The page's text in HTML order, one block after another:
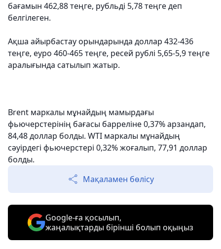
бағамын 462,88 теңге, рубльді 5,78 теңге деп
белгілеген.
Ақша айырбастау орындарында доллар 432-436
теңге, еуро 460-465 теңге, ресей рублі 5,65-5,9 теңге
аралығында сатылып жатыр.
Brent маркалы мұнайдың мамырдағы
фьючерстерінің бағасы барреліне 0,37% арзандап,
84,48 доллар болды. WTI маркалы мұнайдың
сәуірдегі фьючерстері 0,32% жоғалып, 77,91 доллар
болды.
Мақаламен бөлісу
Google-ға қосылып,
жаңалықтарды бірінші болып оқыңыз